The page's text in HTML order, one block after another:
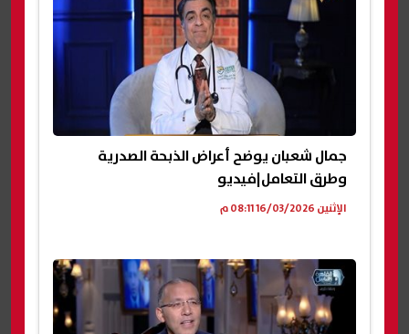
جمال شعبان يوضح أعراض الذبحة الصدرية
وطرق التعامل|فيديو
الإثنين 16/03/2026 08:11 م